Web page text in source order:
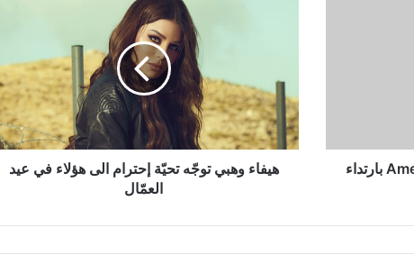
كيتي بيري تحتفل بعودة American Idol بارتداء
الى
هؤلاء
في
عيد
العمّالهيفاء وهبي توجّه تحيّة إحترام الى هؤلاء في عيد
العمّال